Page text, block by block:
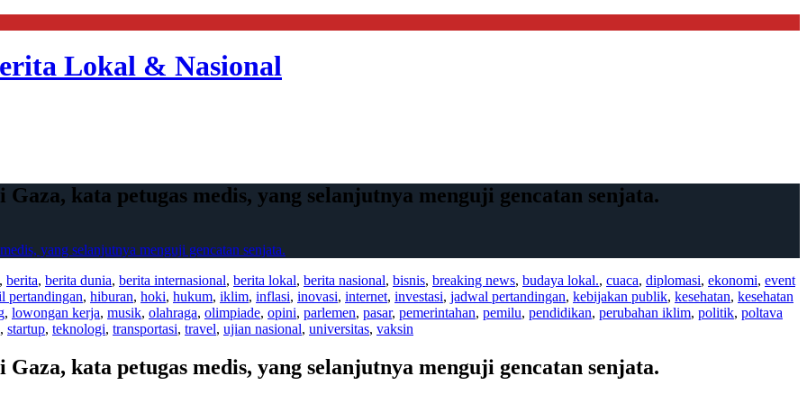
Lokal & Nasional
kata petugas medis, yang selanjutnya menguji gencatan senjata.
yang selanjutnya menguji gencatan senjata.
, berita, berita dunia, berita internasional, berita lokal, berita nasional, bisnis, breaking news, budaya lokal., cuaca, diplomasi, ekonomi, event
pertandingan, hiburan, hoki, hukum, iklim, inflasi, inovasi, internet, investasi, jadwal pertandingan, kebijakan publik, kesehatan, kesehatan
, lowongan kerja, musik, olahraga, olimpiade, opini, parlemen, pasar, pemerintahan, pemilu, pendidikan, perubahan iklim, politik, poltava
, startup, teknologi, transportasi, travel, ujian nasional, universitas, vaksin
kata petugas medis, yang selanjutnya menguji gencatan senjata.